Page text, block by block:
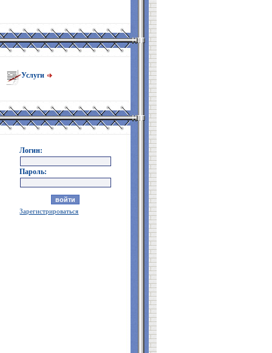
Услуги
Логин:
Пароль:
Зарегистрироваться